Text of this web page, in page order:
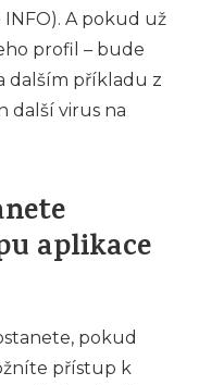
A pokud už
profil – bude
dalším příkladu z
další virus na
aplikace
pokud
přístup k